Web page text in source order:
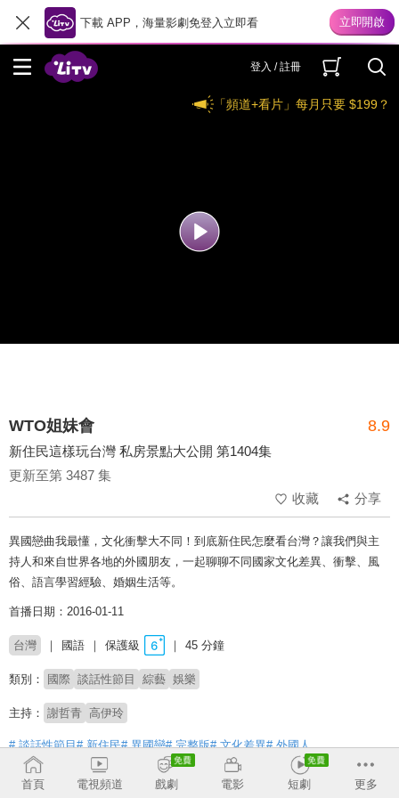
下載 APP，海量影劇免登入立即看
登入 / 註冊
「頻道+看片」每月只要 $199？
WTO姐妹會 8.9
新住民這樣玩台灣 私房景點大公開 第1404集
更新至第 3487 集
收藏
分享
異國戀曲我最懂，文化衝擊大不同！到底新住民怎麼看台灣？讓我們與主
持人和來自世界各地的外國朋友，一起聊聊不同國家文化差異、衝擊、風
俗、語言學習經驗、婚姻生活等。
首播日期：2016-01-11
台灣 國語 保護級 45 分鐘
類別： 國際 談話性節目 綜藝 娛樂
主持： 謝哲青 高伊玲
# 談話性節目# 新住民# 異國戀# 完整版# 文化差異# 外國人
首頁 電視頻道 戲劇 電影 短劇 更多